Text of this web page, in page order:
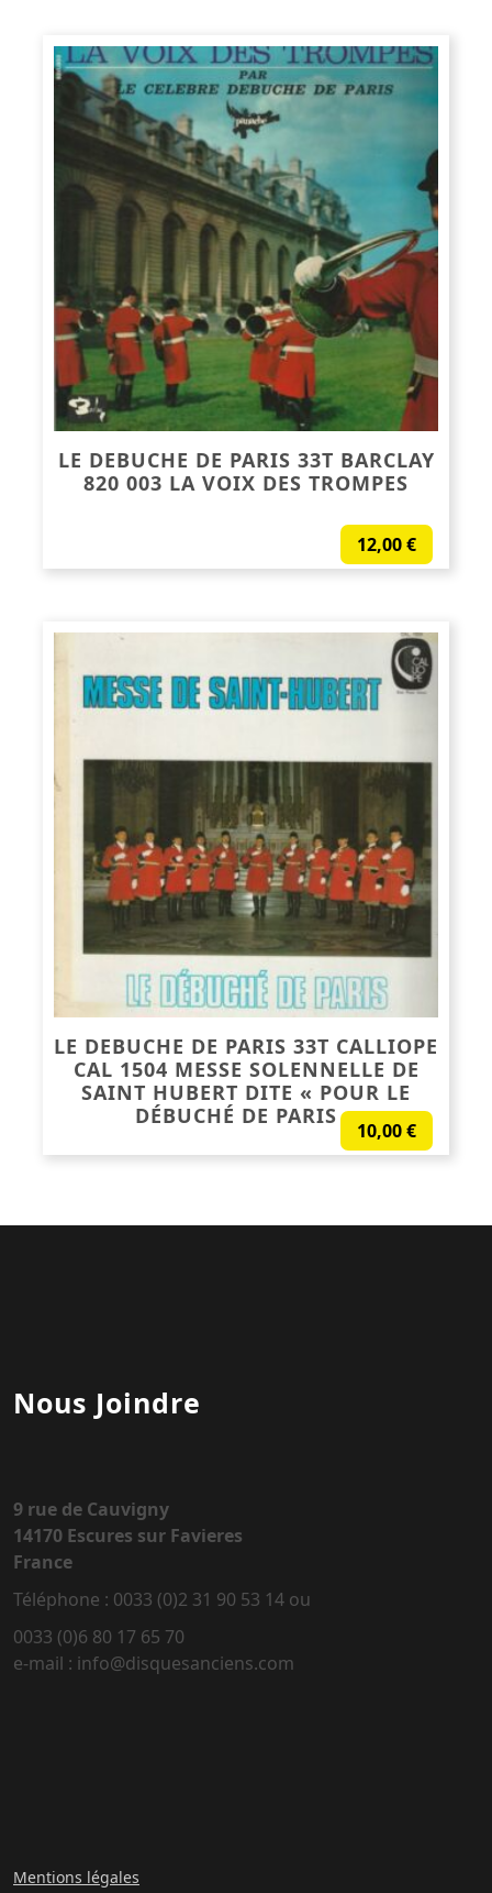
LE DEBUCHE DE PARIS 33T BARCLAY
820 003 LA VOIX DES TROMPES
12,00€
LE DEBUCHE DE PARIS 33T CALLIOPE
CAL 1504 MESSE SOLENNELLE DE
SAINT HUBERT DITE « POUR LE
DÉBUCHÉ DE PARIS »
10,00€
Nous Joindre
9 rue de Cauvigny
14170 Escures sur Favieres
France
Téléphone : 0033 (0)2 31 90 53 14 ou
0033 (0)6 80 17 65 70
e-mail : info@disquesanciens.com
Mentions légales